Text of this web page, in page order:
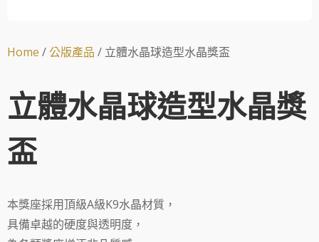
Home /公版產品 / 立體水晶球造型水晶獎盃
立體水晶球造型水晶獎
盃
本獎座採用頂級A級K9水晶材質，
具備卓越的硬度與透明度，